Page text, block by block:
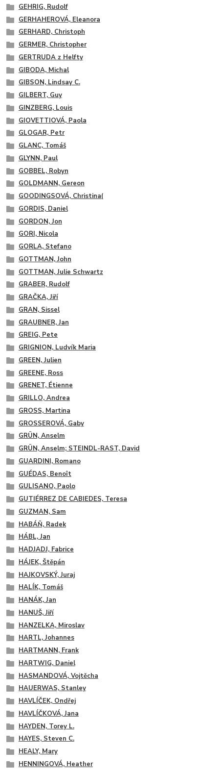
GEHRIG, Rudolf
GERHAHEROVÁ, Eleanora
GERHARD, Christoph
GERMER, Christopher
GERTRUDA z Helfty
GIBODA, Michal
GIBSON, Lindsay C.
GILBERT, Guy
GINZBERG, Louis
GIOVETTIOVÁ, Paola
GLOGAR, Petr
GLANC, Tomáš
GLYNN, Paul
GOBBEL, Robyn
GOLDMANN, Gereon
GOODINGSOVÁ, Christina(
GORDIS, Daniel
GORDON, Jon
GORI, Nicola
GORLA, Stefano
GOTTMAN, John
GOTTMAN, Julie Schwartz
GRABER, Rudolf
GRAČKA, Jiří
GRAN, Sissel
GRAUBNER, Jan
GREIG, Pete
GRIGNION, Ludvík Maria
GREEN, Julien
GREENE, Ross
GRENET, Étienne
GRILLO, Andrea
GROSS, Martina
GROSSEROVÁ, Gaby
GRÜN, Anselm
GRÜN, Anselm; STEINDL-RAST, David
GUARDINI, Romano
GUÉDAS, Benoît
GULISANO, Paolo
GUTIÉRREZ DE CABIEDES, Teresa
GUZMAN, Sam
HABÁŇ, Radek
HÁBL, Jan
HADJADJ, Fabrice
HÁJEK, Štěpán
HAJKOVSKÝ, Juraj
HALÍK, Tomáš
HANÁK, Jan
HANUŠ, Jiří
HANZELKA, Miroslav
HARTL, Johannes
HARTMANN, Frank
HARTWIG, Daniel
HASMANDOVÁ, Vojtěcha
HAUERWAS, Stanley
HAVLÍČEK, Ondřej
HAVLÍČKOVÁ, Jana
HAYDEN, Torey L.
HAYES, Steven C.
HEALY, Mary
HENNINGOVÁ, Heather